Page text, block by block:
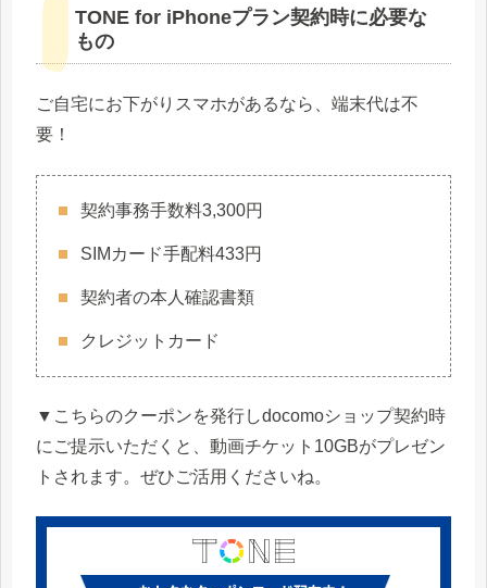
TONE for iPhoneプラン契約時に必要な
もの
ご自宅にお下がりスマホがあるなら、端末代は不
要！
契約事務手数料3,300円
SIMカード手配料433円
契約者の本人確認書類
クレジットカード
▼こちらのクーポンを発行しdocomoショップ契約時
にご提示いただくと、動画チケット10GBがプレゼン
トされます。ぜひご活用くださいね。